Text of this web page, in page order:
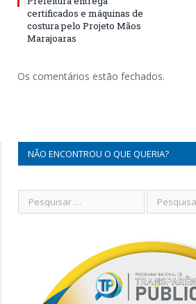
certificados e máquinas de
costura pelo Projeto Mãos
Marajoaras
Os comentários estão fechados.
NÃO ENCONTROU O QUE QUERIA?